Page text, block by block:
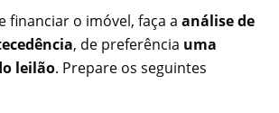
financiar o imóvel, faça a análise de
, de preferência uma
leilão. Prepare os seguintes